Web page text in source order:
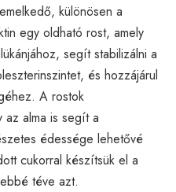
különösen a
egy oldható rost, amely
segít stabilizálni a
és hozzájárul
A rostok
alma is segít a
édessége lehetővé
cukorral készítsük el a
téve azt.